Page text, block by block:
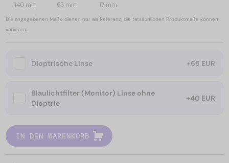
140 mm 53 mm 17 mm
Die angegebenen Maße dienen nur als Referenz; die tatsächlichen Produktmaße können
variieren.
Dioptrische Linse +65 EUR
Blaulichtfilter (Monitor) Linse ohne
Dioptrie
+40 EUR
IN DEN WARENKORB